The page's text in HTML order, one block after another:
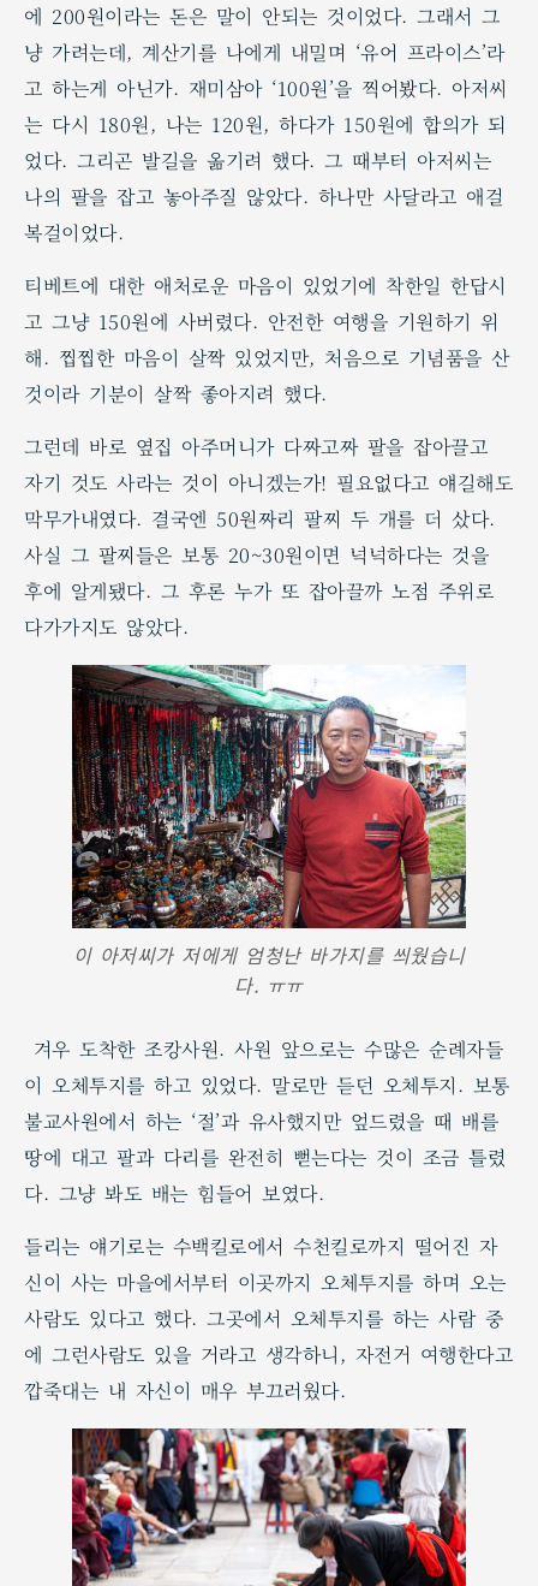
에 200원이라는 돈은 말이 안되는 것이었다. 그래서 그
냥 가려는데, 계산기를 나에게 내밀며 ‘유어 프라이스’라
고 하는게 아닌가. 재미삼아 ‘100원’을 찍어봤다. 아저씨
는 다시 180원, 나는 120원, 하다가 150원에 합의가 되
었다. 그리곤 발길을 옮기려 했다. 그 때부터 아저씨는
나의 팔을 잡고 놓아주질 않았다. 하나만 사달라고 애걸
복걸이었다.
티베트에 대한 애처로운 마음이 있었기에 착한일 한답시
고 그냥 150원에 사버렸다. 안전한 여행을 기원하기 위
해. 찝찝한 마음이 살짝 있었지만, 처음으로 기념품을 산
것이라 기분이 살짝 좋아지려 했다.
그런데 바로 옆집 아주머니가 다짜고짜 팔을 잡아끌고
자기 것도 사라는 것이 아니겠는가! 필요없다고 얘길해도
막무가내였다. 결국엔 50원짜리 팔찌 두 개를 더 샀다.
사실 그 팔찌들은 보통 20~30원이면 넉넉하다는 것을
후에 알게됐다. 그 후론 누가 또 잡아끌까 노점 주위로
다가가지도 않았다.
이 아저씨가 저에게 엄청난 바가지를 씌웠습니
다. ㅠㅠ
겨우 도착한 조캉사원. 사원 앞으로는 수많은 순례자들
이 오체투지를 하고 있었다. 말로만 듣던 오체투지. 보통
불교사원에서 하는 ‘절’과 유사했지만 엎드렸을 때 배를
땅에 대고 팔과 다리를 완전히 뻗는다는 것이 조금 틀렸
다. 그냥 봐도 배는 힘들어 보였다.
들리는 얘기로는 수백킬로에서 수천킬로까지 떨어진 자
신이 사는 마을에서부터 이곳까지 오체투지를 하며 오는
사람도 있다고 했다. 그곳에서 오체투지를 하는 사람 중
에 그런사람도 있을 거라고 생각하니, 자전거 여행한다고
깝죽대는 내 자신이 매우 부끄러웠다.